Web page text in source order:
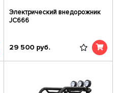
Электрический внедорожник
JC666
29 500 руб.